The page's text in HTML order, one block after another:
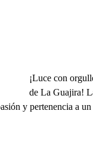
¡Luce con
de La Guajira!
y pertenencia a